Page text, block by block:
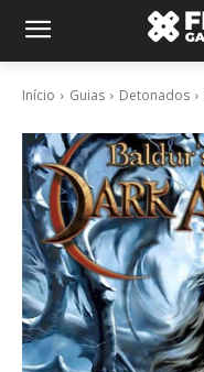
Início Guias Detonados